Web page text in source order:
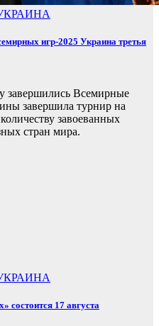
игр-2025 Украина третья
завершились Всемирные
завершила турнир на
завоеванных
стран мира.
состоится 17 августа